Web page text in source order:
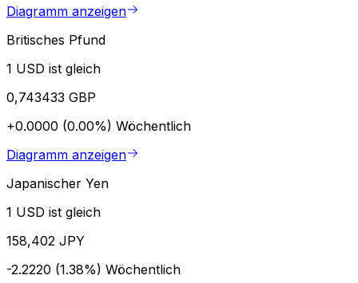
Diagramm anzeigen
Britisches Pfund
1 USD ist gleich
0,743433 GBP
+0.0000 (0.00%) Wöchentlich
Diagramm anzeigen
Japanischer Yen
1 USD ist gleich
158,402 JPY
-2.2220 (1.38%) Wöchentlich